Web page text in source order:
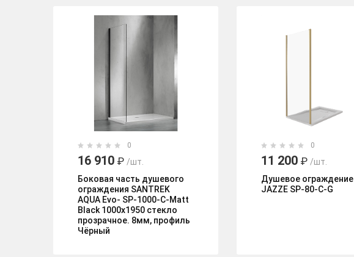
0
16 910 ₽ /шт.
Боковая часть душевого
ограждения SANTREK
AQUA Evo- SP-1000-C-Matt
Black 1000х1950 стекло
прозрачное. 8мм, профиль
Чёрный
0
11 200 ₽ /шт.
Душевое ограждение
JAZZE SP-80-C-G